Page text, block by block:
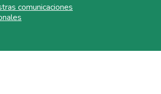
comunicaciones